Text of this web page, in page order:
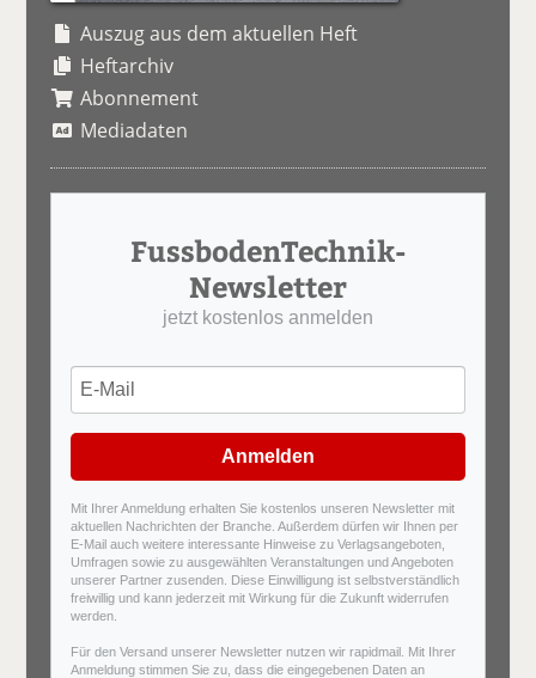
Auszug aus dem aktuellen Heft
Heftarchiv
Abonnement
Mediadaten
FussbodenTechnik-
Newsletter
jetzt kostenlos anmelden
Anmelden
Mit Ihrer Anmeldung erhalten Sie kostenlos unseren Newsletter mit
aktuellen Nachrichten der Branche. Außerdem dürfen wir Ihnen per
E-Mail auch weitere interessante Hinweise zu Verlagsangeboten,
Umfragen sowie zu ausgewählten Veranstaltungen und Angeboten
unserer Partner zusenden. Diese Einwilligung ist selbstverständlich
freiwillig und kann jederzeit mit Wirkung für die Zukunft widerrufen
werden.
Für den Versand unserer Newsletter nutzen wir rapidmail. Mit Ihrer
Anmeldung stimmen Sie zu, dass die eingegebenen Daten an